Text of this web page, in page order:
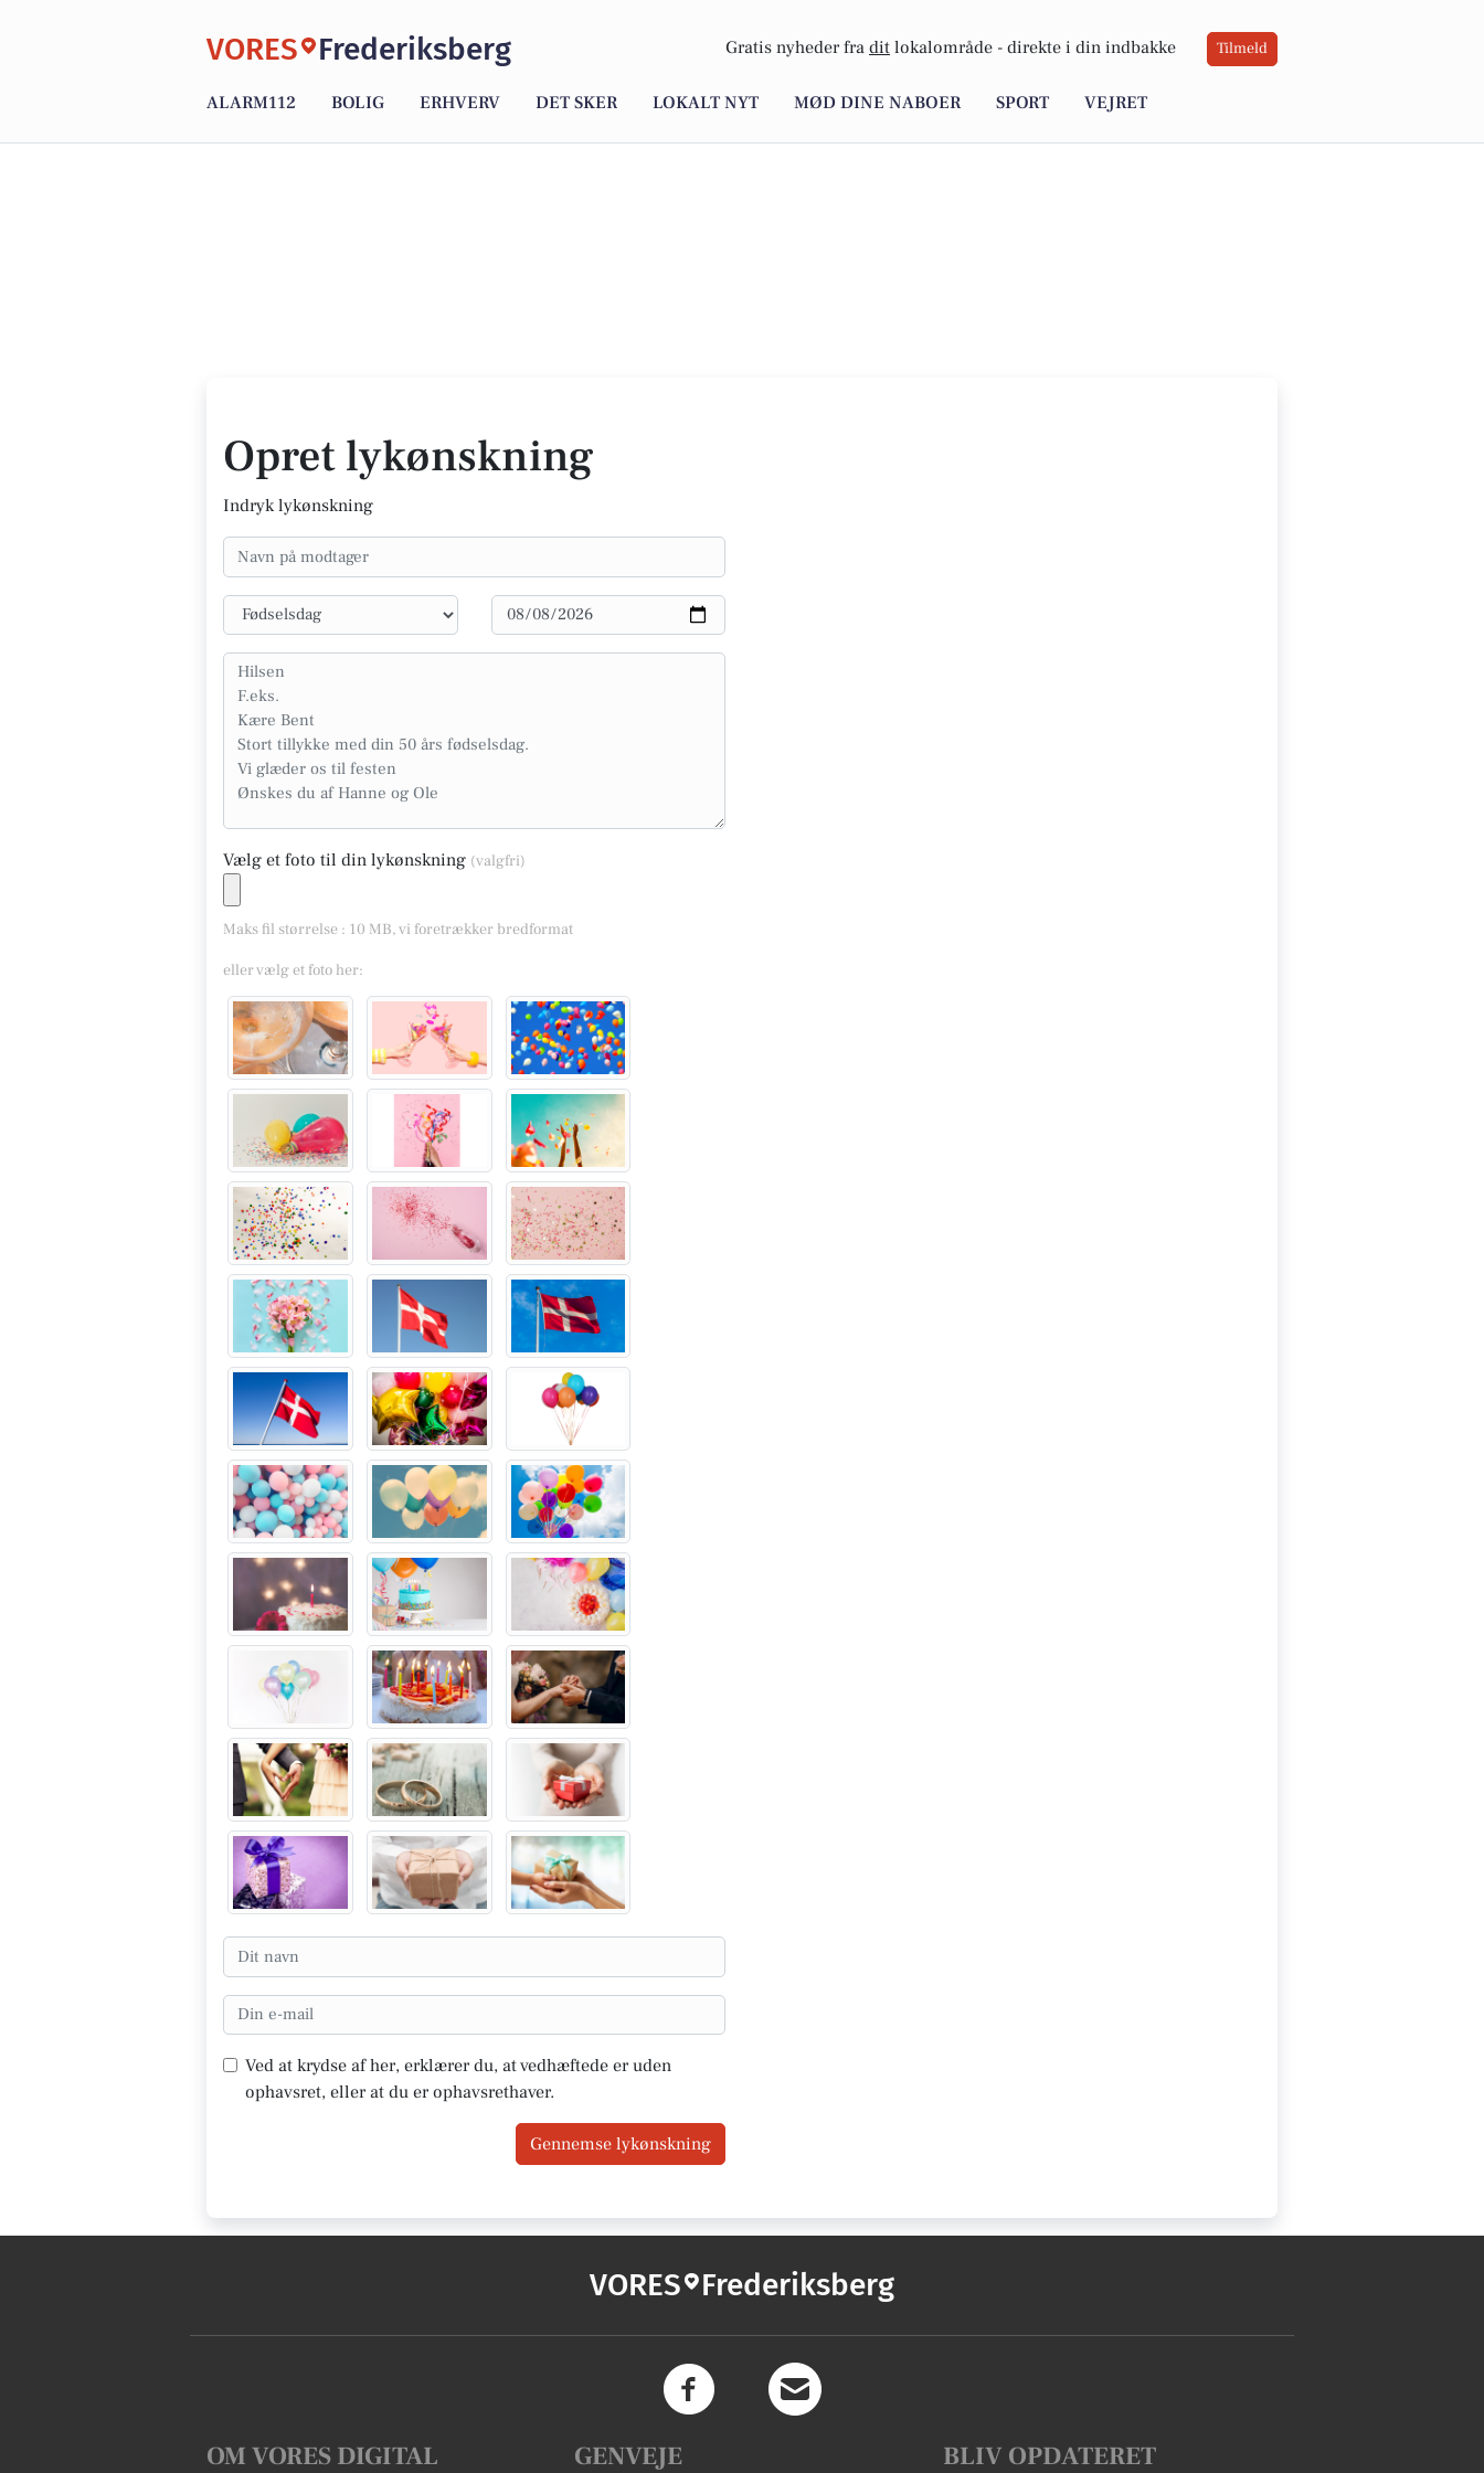
VORES Frederiksberg Gratis nyheder fra dit lokalområde - direkte i din indbakke Tilmeld
ALARM112 BOLIG ERHVERV DET SKER LOKALT NYT MØD DINE NABOER SPORT VEJRET
Opret lykønskning
Indryk lykønskning
Vælg et foto til din lykønskning (valgfri)
Maks fil størrelse : 10 MB, vi foretrækker bredformat
eller vælg et foto her:
Ved at krydse af her, erklærer du, at vedhæftede er uden
ophavsret, eller at du er ophavsrethaver.
Gennemse lykønskning
VORES Frederiksberg
OM VORES DIGITAL GENVEJE BLIV OPDATERET